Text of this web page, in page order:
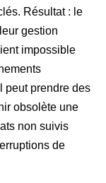
Résultat : le
gestion
impossible
peut prendre des
obsolète une
non suivis
de